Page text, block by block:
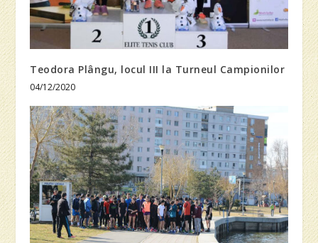
Teodora Plângu, locul III la Turneul Campionilor
04/12/2020